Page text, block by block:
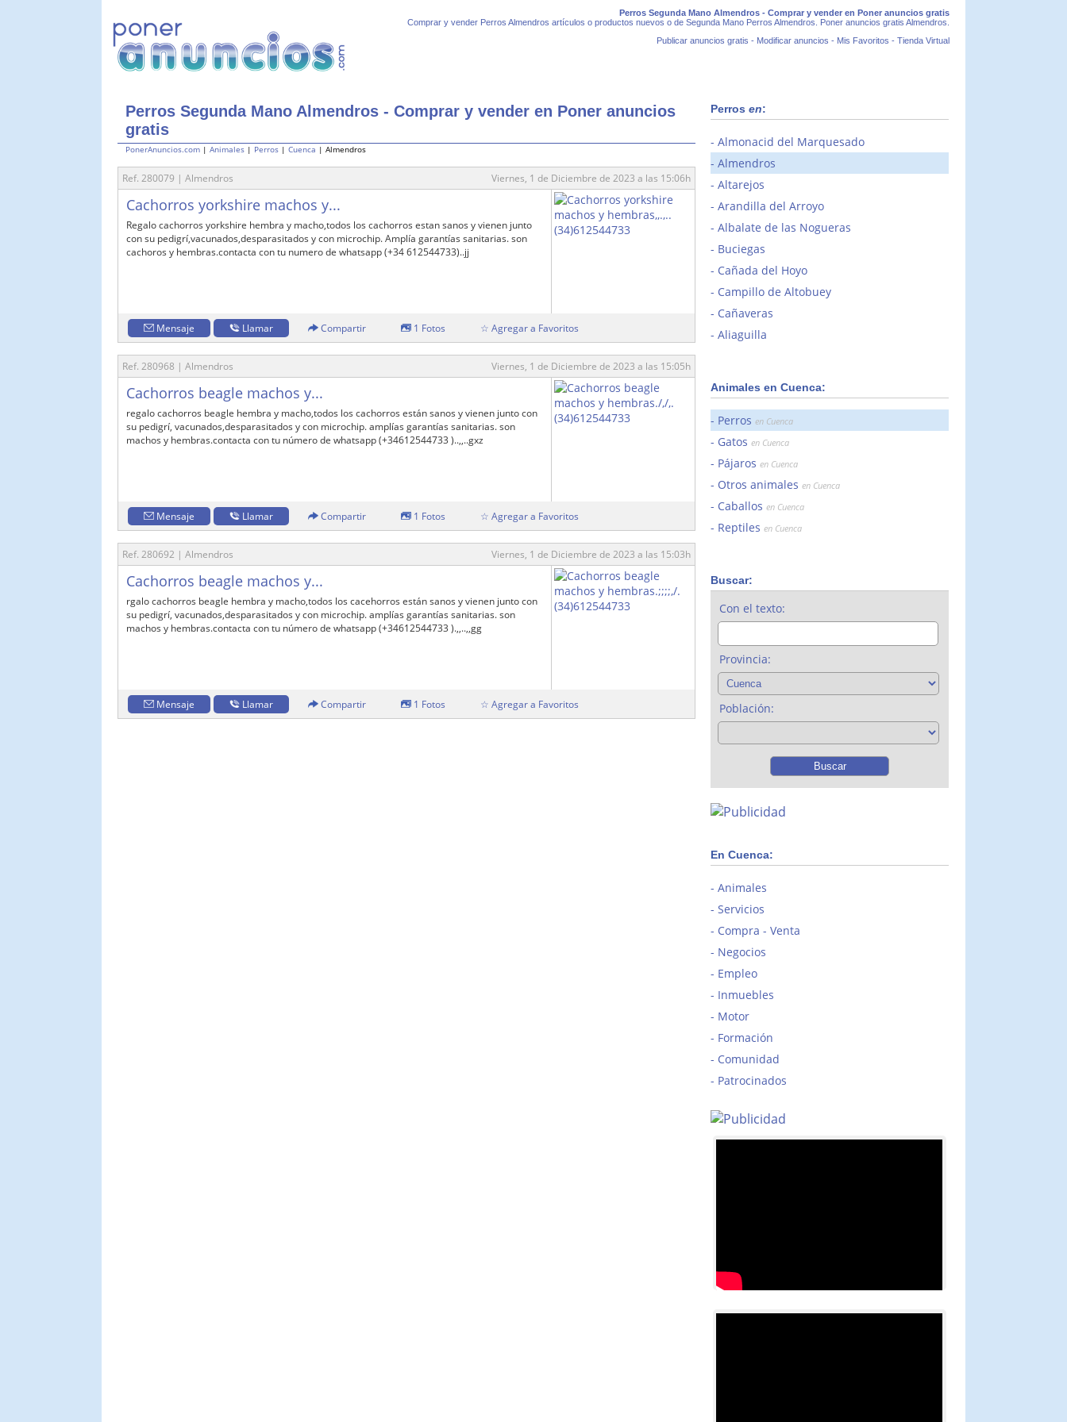
Perros Segunda Mano Almendros - Comprar y vender en Poner anuncios gratis
Comprar y vender Perros Almendros artículos o productos nuevos o de Segunda Mano Perros Almendros. Poner anuncios gratis Almendros.
Publicar anuncios gratis - Modificar anuncios - Mis Favoritos - Tienda Virtual
Perros Segunda Mano Almendros - Comprar y vender en Poner anuncios
gratis
PonerAnuncios.com | Animales | Perros | Cuenca | Almendros
Ref. 280079 | Almendros Viernes, 1 de Diciembre de 2023 a las 15:06h
Cachorros yorkshire machos y...
Regalo cachorros yorkshire hembra y macho,todos los cachorros estan sanos y vienen junto
con su pedigrí,vacunados,desparasitados y con microchip. Amplía garantías sanitarias. son
cachoros y hembras.contacta con tu numero de whatsapp (+34 612544733)..jj
Mensaje Llamar Compartir 1 Fotos ☆ Agregar a Favoritos
Ref. 280968 | Almendros Viernes, 1 de Diciembre de 2023 a las 15:05h
Cachorros beagle machos y...
regalo cachorros beagle hembra y macho,todos los cachorros están sanos y vienen junto con
su pedigrí, vacunados,desparasitados y con microchip. amplías garantías sanitarias. son
machos y hembras.contacta con tu número de whatsapp (+34612544733 )..,,..gxz
Mensaje Llamar Compartir 1 Fotos ☆ Agregar a Favoritos
Ref. 280692 | Almendros Viernes, 1 de Diciembre de 2023 a las 15:03h
Cachorros beagle machos y...
rgalo cachorros beagle hembra y macho,todos los cacehorros están sanos y vienen junto con
su pedigrí, vacunados,desparasitados y con microchip. amplías garantías sanitarias. son
machos y hembras.contacta con tu número de whatsapp (+34612544733 ).,,..,,gg
Mensaje Llamar Compartir 1 Fotos ☆ Agregar a Favoritos
Perros en:
Almonacid del Marquesado
Almendros
Altarejos
Arandilla del Arroyo
Albalate de las Nogueras
Buciegas
Cañada del Hoyo
Campillo de Altobuey
Cañaveras
Aliaguilla
Animales en Cuenca:
Perros en Cuenca
Gatos en Cuenca
Pájaros en Cuenca
Otros animales en Cuenca
Caballos en Cuenca
Reptiles en Cuenca
Buscar:
Con el texto:
Provincia:
Población:
En Cuenca:
Animales
Servicios
Compra - Venta
Negocios
Empleo
Inmuebles
Motor
Formación
Comunidad
Patrocinados